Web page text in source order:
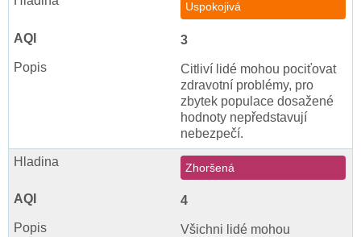
Uspokojivá
3
Citliví lidé mohou pociťovat
zdravotní problémy, pro
zbytek populace dosažené
hodnoty nepředstavují
nebezpečí.
Zhoršená
4
Všichni lidé mohou